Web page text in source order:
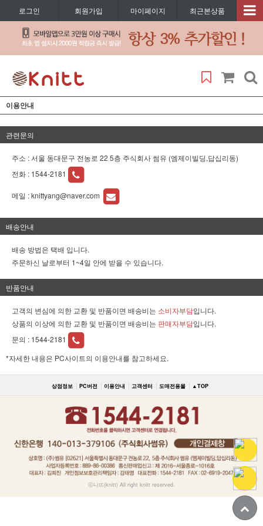
로그인 회원가입 마이페이지 최근본상품
이용안내
관련문의
주소 : 서울 동대문구 전농로 22 5층 주식회사 썸유 (엠제이빌딩,답십리동)
전화 : 1544-2181
메일 :knittyang@naver.com
배송안내
배송 방법은 택배 입니다.
주문하신 날로부터 1~4일 안에 받을 수 있습니다.
반품안내
고객의 변심에 의한 교환 및 반품이면 배송비는 소비자부담입니다.
상품의 이상에 의한 교환 및 반품이면 배송비는 판매자부담입니다.
문의 : 1544-2181
*자세한 내용은 PC사이트의 이용안내를 참고하세요.
상점정보 PC버전 이용안내 고객센터 도매전용몰 ▲TOP
ⓒ니뜨(knitt) All right knitt reserved.